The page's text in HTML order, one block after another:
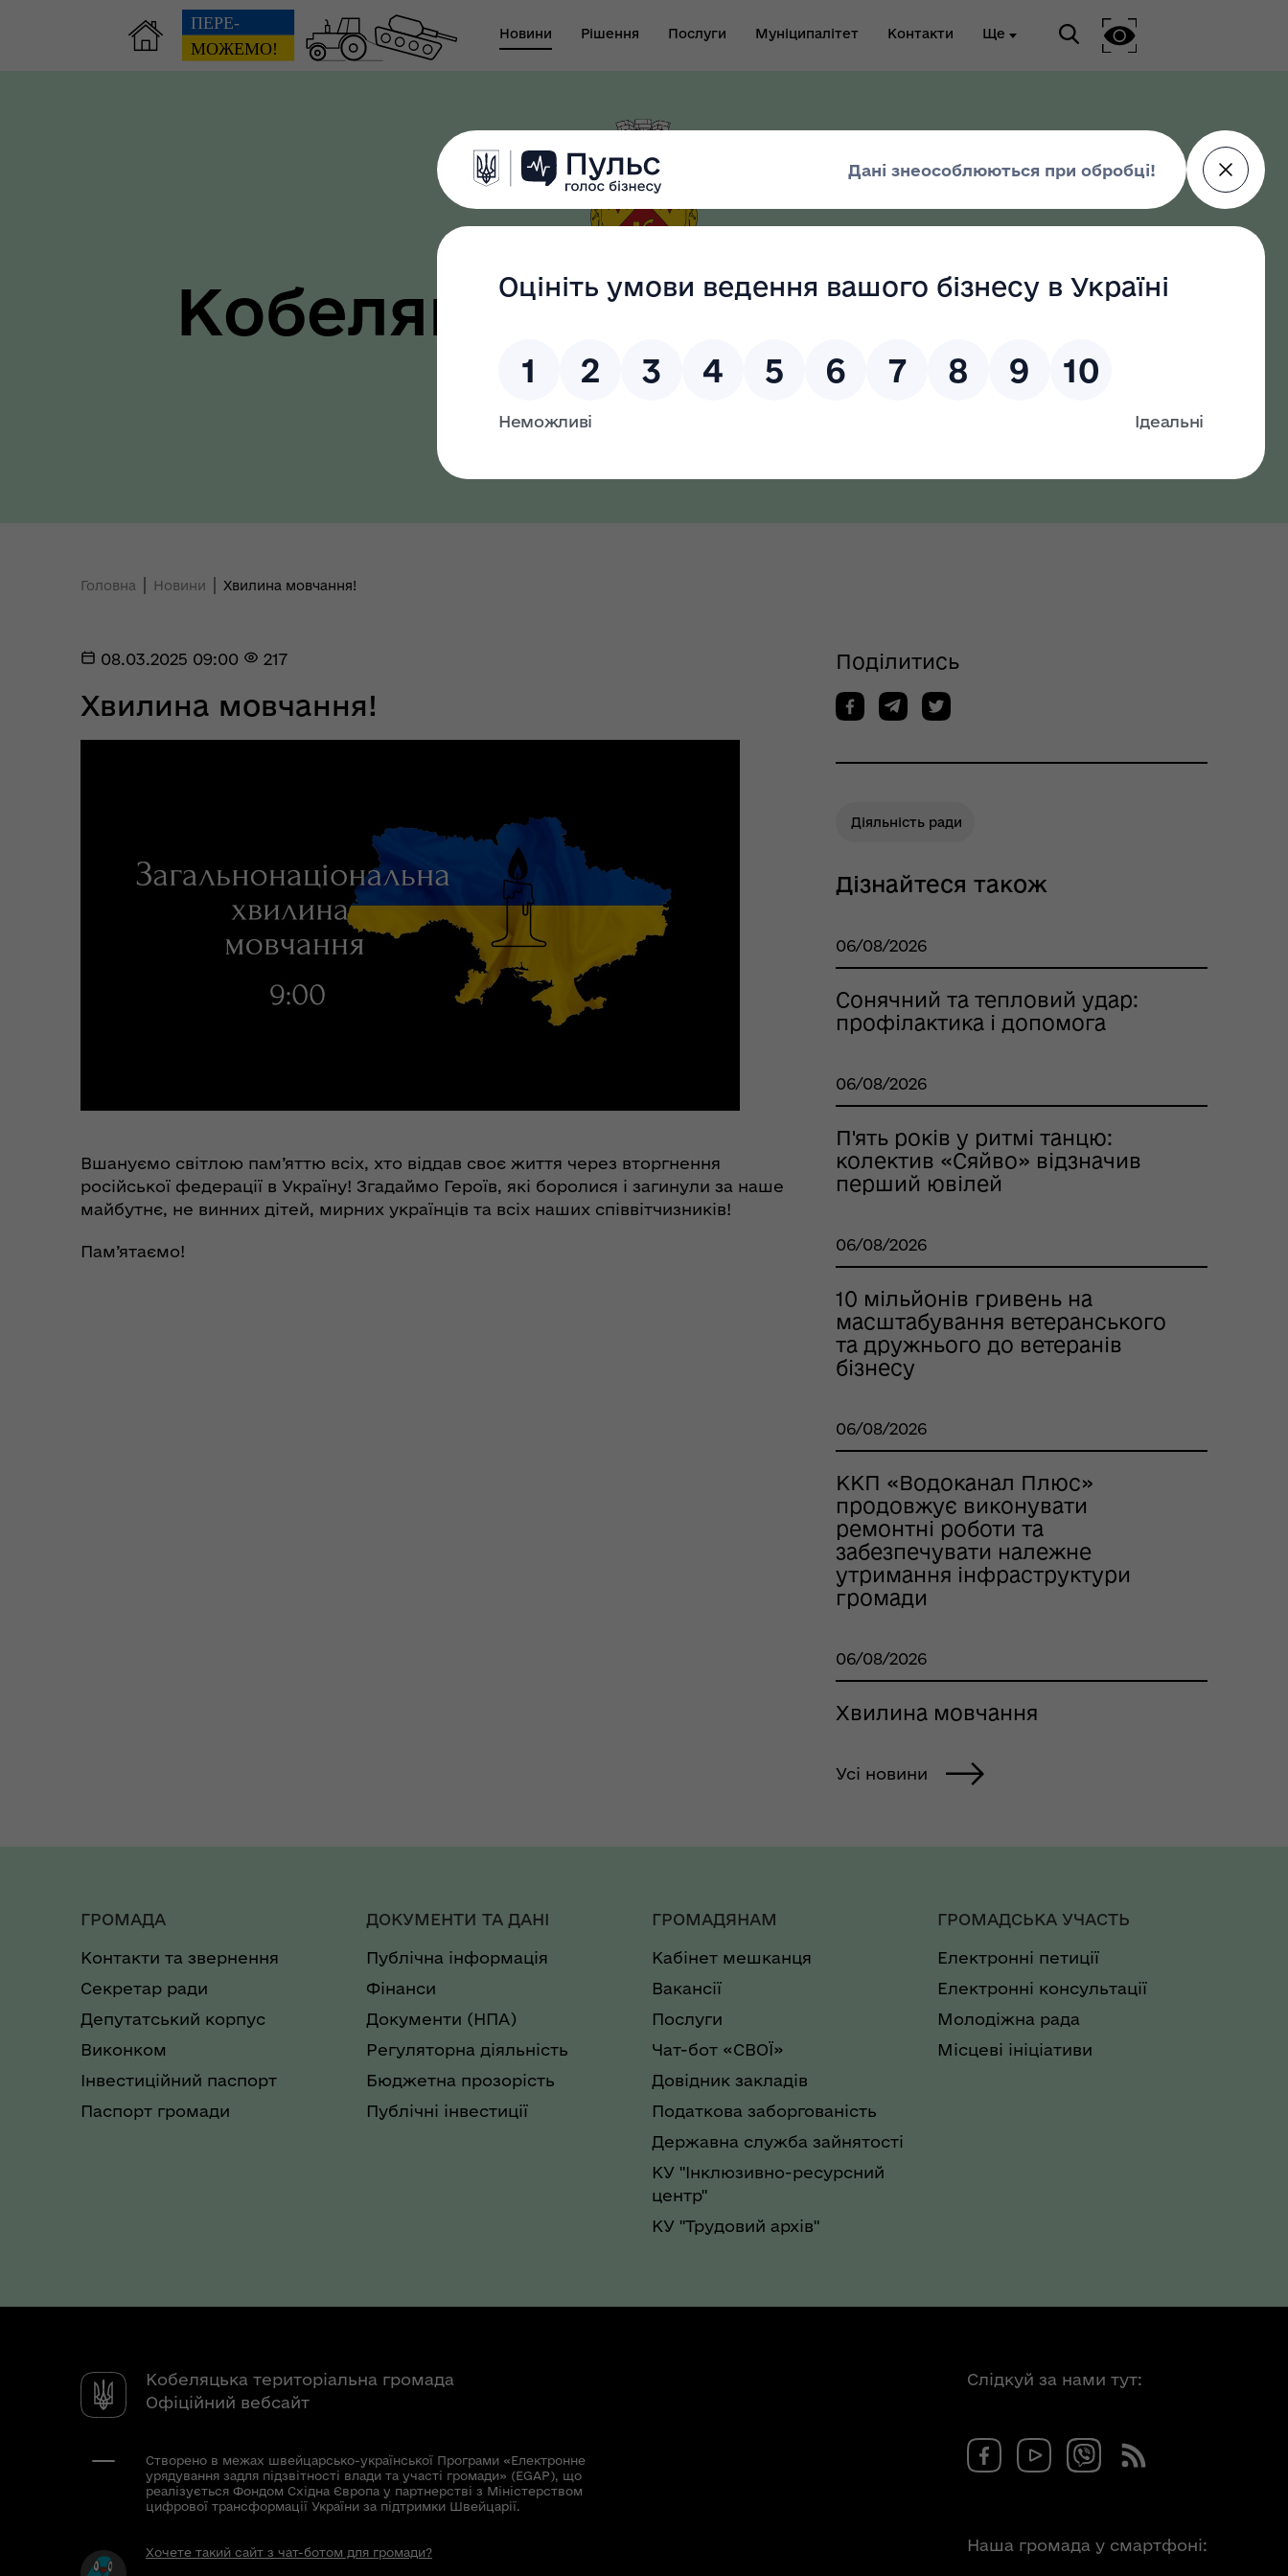
Новини Рішення Послуги Муніципалітет Контакти Ще
Ради України з прав людини у
єВідновлення
Звіт виконуючого
повноваження міського
голови-секретаря міської
програма ментального
Центр життєстійкості
Кобеляцької громади
Кобеляцька територіальна
громада
Головна Новини Хвилина мовчання!
08.03.2025 09:00 217
Хвилина мовчання!
Вшануємо світлою пам’яттю всіх, хто віддав своє життя через вторгнення
російської федерації в Україну! Згадаймо Героїв, які боролися і загинули за наше
майбутнє, не винних дітей, мирних українців та всіх наших співвітчизників!
Пам’ятаємо!
Поділитись
Діяльність ради
Дізнайтеся також
06/08/2026
Сонячний та тепловий удар:
профілактика і допомога
06/08/2026
П'ять років у ритмі танцю:
колектив «Сяйво» відзначив
перший ювілей
06/08/2026
10 мільйонів гривень на
масштабування ветеранського
та дружнього до ветеранів
бізнесу
06/08/2026
ККП «Водоканал Плюс»
продовжує виконувати
ремонтні роботи та
забезпечувати належне
утримання інфраструктури
громади
06/08/2026
Хвилина мовчання
Усі новини
ГРОМАДА
Контакти та звернення
Секретар ради
Депутатський корпус
Виконком
Інвестиційний паспорт
Паспорт громади
ДОКУМЕНТИ ТА ДАНІ
Публічна інформація
Фінанси
Документи (НПА)
Регуляторна діяльність
Бюджетна прозорість
Публічні інвестиції
ГРОМАДЯНАМ
Кабінет мешканця
Вакансії
Послуги
Чат-бот «СВОЇ»
Довідник закладів
Податкова заборгованість
Державна служба зайнятості
КУ "Інклюзивно-ресурсний
центр"
КУ "Трудовий архів"
ГРОМАДСЬКА УЧАСТЬ
Електронні петиції
Електронні консультації
Молодіжна рада
Місцеві ініціативи
Кобеляцька територіальна громада
Офіційний вебсайт
Створено в межах швейцарсько-української Програми «Електронне
урядування задля підзвітності влади та участі громади» (EGAP), що
реалізується Фондом Східна Європа у партнерстві з Міністерством
цифрової трансформації України за підтримки Швейцарії.
Хочете такий сайт з чат-ботом для громади?
Слідкуй за нами тут:
Наша громада у смартфоні: